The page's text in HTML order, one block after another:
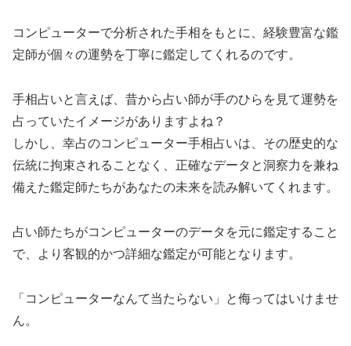
コンピューターで分析された手相をもとに、経験豊富な鑑
定師が個々の運勢を丁寧に鑑定してくれるのです。
手相占いと言えば、昔から占い師が手のひらを見て運勢を
占っていたイメージがありますよね？
しかし、幸占のコンピューター手相占いは、その歴史的な
伝統に拘束されることなく、正確なデータと洞察力を兼ね
備えた鑑定師たちがあなたの未来を読み解いてくれます。
占い師たちがコンピューターのデータを元に鑑定すること
で、より客観的かつ詳細な鑑定が可能となります。
「コンピューターなんて当たらない」と侮ってはいけませ
ん。